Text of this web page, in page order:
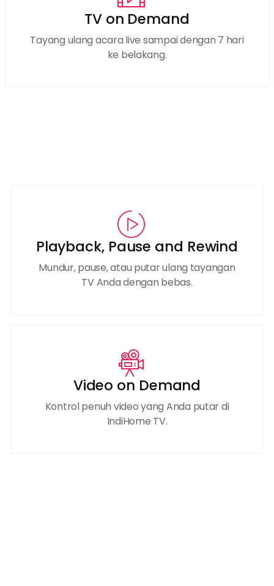
TV on Demand
Tayang ulang acara live sampai dengan 7 hari
ke belakang.
Playback, Pause and Rewind
Mundur, pause, atau putar ulang tayangan
TV Anda dengan bebas.
Video on Demand
Kontrol penuh video yang Anda putar di
IndiHome TV.